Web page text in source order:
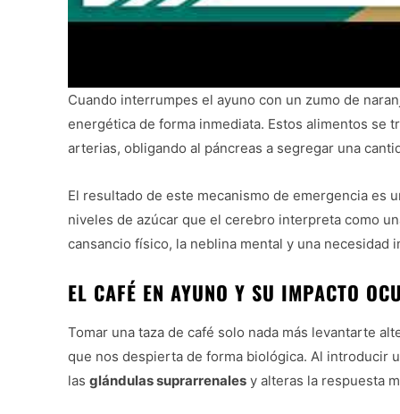
Cuando interrumpes el ayuno con un zumo de
energética de forma inmediata. Estos alimentos se
arterias, obligando al páncreas a segregar una
El resultado de este mecanismo de emergencia es
niveles de azúcar que el cerebro interpreta como
cansancio físico, la neblina mental y una
EL CAFÉ EN AYUNO Y SU IMPACTO
Tomar una taza de café solo nada más levantarte
que nos despierta de forma biológica. Al introducir
las glándulas suprarrenales y alteras la respuesta